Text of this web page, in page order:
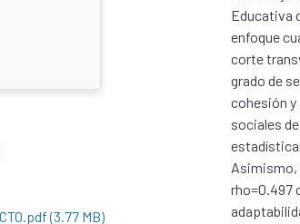
(3.77 MB)
Educativa
enfoque
corte
grado de
cohesión y
sociales
Asimismo,
rho=0.497